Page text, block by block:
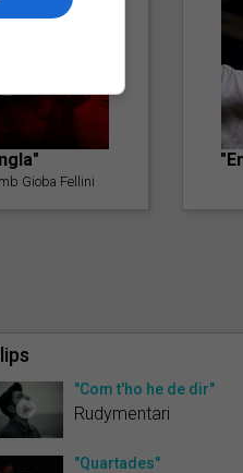
Gioba Fellini
"Com t'ho he de dir"
Rudymentari
"Quartades"